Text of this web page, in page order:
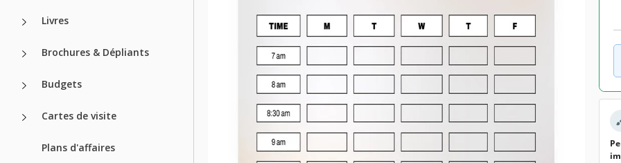
Livres
Brochures & Dépliants
Budgets
Cartes de visite
Plans d'affaires